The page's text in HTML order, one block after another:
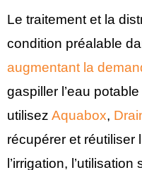
Le traitement et la
condition préalable
augmentant la
gaspiller l’eau
utilisez Aquabox,
récupérer et réutiliser
l’irrigation,